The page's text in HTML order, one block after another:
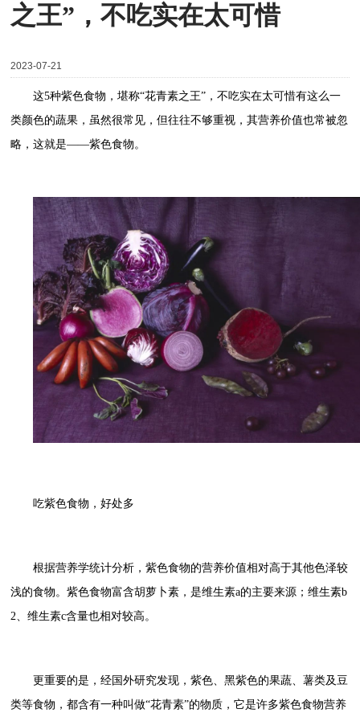
之王”，不吃实在太可惜
2023-07-21
这5种紫色食物，堪称“花青素之王”，不吃实在太可惜有这么一
类颜色的蔬果，虽然很常见，但往往不够重视，其营养价值也常被忽
略，这就是——紫色食物。
吃紫色食物，好处多
根据营养学统计分析，紫色食物的营养价值相对高于其他色泽较
浅的食物。紫色食物富含胡萝卜素，是维生素a的主要来源；维生素b
2、维生素c含量也相对较高。
更重要的是，经国外研究发现，紫色、黑紫色的果蔬、薯类及豆
类等食物，都含有一种叫做“花青素”的物质，它是许多紫色食物营养